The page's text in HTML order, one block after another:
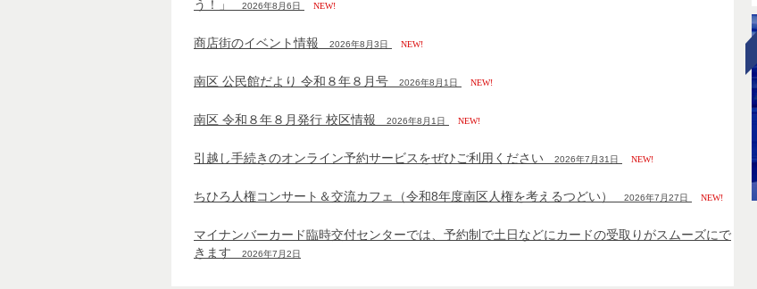
う！」
2026年8月6日 NEW!
商店街のイベント情報 2026年8月3日 NEW!
南区 公民館だより 令和８年８月号 2026年8月1日 NEW!
南区 令和８年８月発行 校区情報 2026年8月1日 NEW!
引越し手続きのオンライン予約サービスをぜひご利用ください 2026年7月31日 NEW!
ちひろ人権コンサート＆交流カフェ（令和8年度南区人権を考えるつどい） 2026年7月27日 NEW!
マイナンバーカード臨時交付センターでは、予約制で土日などにカードの受取りがスムーズにで
きます
2026年7月2日